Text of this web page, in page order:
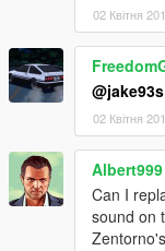
02 Квітня
@jake93s
02 Квітня
Albert999
Can I
sound on